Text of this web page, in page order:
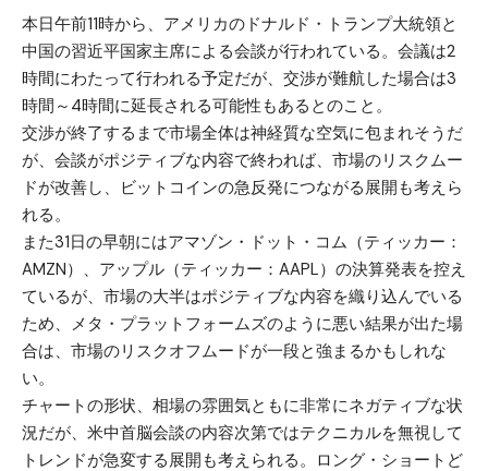
本日午前11時から、アメリカのドナルド・トランプ大統領と
中国の習近平国家主席による会談が行われている。会議は2
時間にわたって行われる予定だが、交渉が難航した場合は3
時間～4時間に延長される可能性もあるとのこと。
交渉が終了するまで市場全体は神経質な空気に包まれそうだ
が、会談がポジティブな内容で終われば、市場のリスクムー
ドが改善し、ビットコインの急反発につながる展開も考えら
れる。
また31日の早朝にはアマゾン・ドット・コム（ティッカー：
AMZN）、アップル（ティッカー：AAPL）の決算発表を控え
ているが、市場の大半はポジティブな内容を織り込んでいる
ため、メタ・プラットフォームズのように悪い結果が出た場
合は、市場のリスクオフムードが一段と強まるかもしれな
い。
チャートの形状、相場の雰囲気ともに非常にネガティブな状
況だが、米中首脳会談の内容次第ではテクニカルを無視して
トレンドが急変する展開も考えられる。ロング・ショートど